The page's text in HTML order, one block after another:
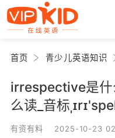
首页 青少儿英语知识
irrespective是
么读_音标
有资有料 2025-10-23